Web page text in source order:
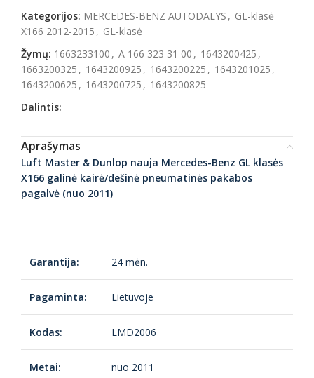
Kategorijos: MERCEDES-BENZ AUTODALYS , GL-klasė
X166 2012-2015 , GL-klasė
Žymų: 1663233100 , A 166 323 31 00 , 1643200425 ,
1663200325 , 1643200925 , 1643200225 , 1643201025 ,
1643200625 , 1643200725 , 1643200825
Dalintis:
Aprašymas
Luft Master & Dunlop nauja Mercedes-Benz GL klasės
X166 galinė kairė/dešinė pneumatinės pakabos
pagalvė (nuo 2011)
Garantija: 24 mėn.
Pagaminta: Lietuvoje
Kodas: LMD2006
Metai: nuo 2011